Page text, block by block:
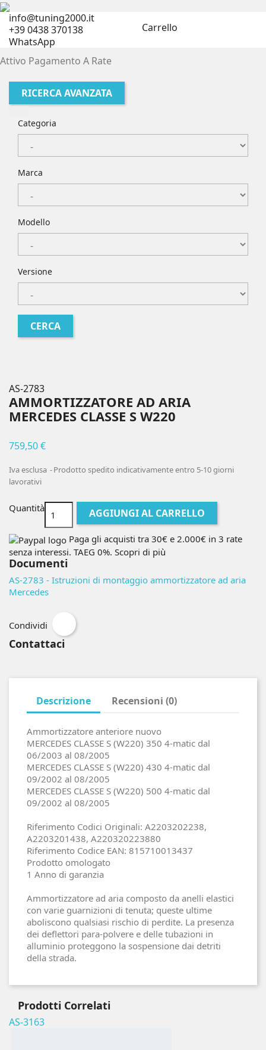
info@tuning2000.it
+39 0438 370138
WhatsApp
Carrello
Attivo Pagamento A Rate
RICERCA AVANZATA
Categoria
Marca
Modello
Versione
AS-2783
AMMORTIZZATORE AD ARIA
MERCEDES CLASSE S W220
759,50 €
Iva esclusa
Prodotto spedito indicativamente entro 5-10 giorni
lavorativi
Quantità AGGIUNGI AL CARRELLO
Paga gli acquisti tra 30€ e 2.000€ in 3 rate
senza interessi. TAEG 0%. Scopri di più
Documenti
AS-2783 - Istruzioni di montaggio ammortizzatore ad aria
Mercedes
Condividi
Contattaci
Descrizione Recensioni (0)
Ammortizzatore anteriore nuovo
MERCEDES CLASSE S (W220) 350 4-matic dal
06/2003 al 08/2005
MERCEDES CLASSE S (W220) 430 4-matic dal
09/2002 al 08/2005
MERCEDES CLASSE S (W220) 500 4-matic dal
09/2002 al 08/2005
Riferimento Codici Originali: A2203202238,
A2203201438, A220320223880
Riferimento Codice EAN: 815710013437
Prodotto omologato
1 Anno di garanzia
Ammortizzatore ad aria composto da anelli elastici
con varie guarnizioni di tenuta; queste ultime
aboliscono qualsiasi rischio di perdite. La presenza
dei deflettori para-polvere e delle tubazioni in
alluminio proteggono la sospensione dai detriti
della strada.
Prodotti Correlati
AS-3163